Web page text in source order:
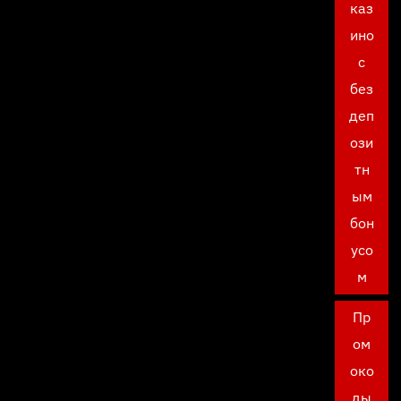
каз
ино
с
без
деп
ози
тн
ым
бон
усо
м
Пр
ом
око
ды